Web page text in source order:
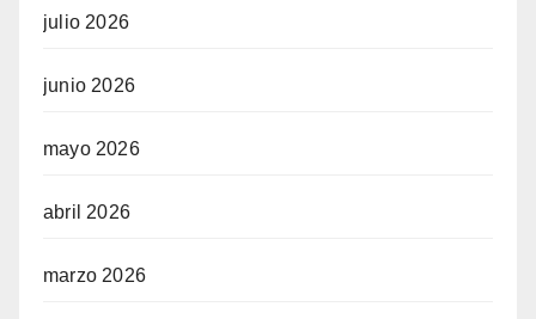
julio 2026
junio 2026
mayo 2026
abril 2026
marzo 2026